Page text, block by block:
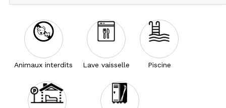
Animaux interdits Lave vaisselle Piscine